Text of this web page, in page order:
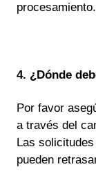
procesamiento.
4. ¿Dónde
Por favor
a través del
Las
pueden